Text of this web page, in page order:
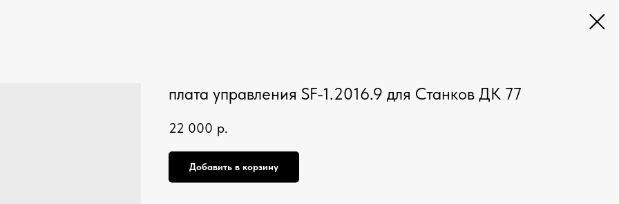
плата управления SF-1.2016.9 для Станков ДК 77
22 000 р.
Добавить в корзину